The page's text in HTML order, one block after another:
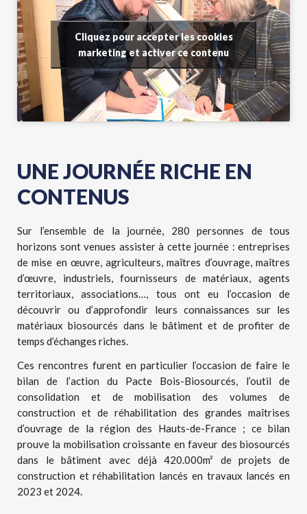
Cliquez pour accepter les cookies
marketing et activer ce contenu
UNE JOURNÉE RICHE EN
CONTENUS
Sur l’ensemble de la journée, 280 personnes de tous
horizons sont venues assister à cette journée : entreprises
de mise en œuvre, agriculteurs, maîtres d’ouvrage, maîtres
d’œuvre, industriels, fournisseurs de matériaux, agents
territoriaux, associations…, tous ont eu l’occasion de
découvrir ou d’approfondir leurs connaissances sur les
matériaux biosourcés dans le bâtiment et de profiter de
temps d’échanges riches.
Ces rencontres furent en particulier l’occasion de faire le
bilan de l’action du Pacte Bois-Biosourcés, l’outil de
consolidation et de mobilisation des volumes de
construction et de réhabilitation des grandes maîtrises
d’ouvrage de la région des Hauts-de-France ; ce bilan
prouve la mobilisation croissante en faveur des biosourcés
dans le bâtiment avec déjà 420.000m² de projets de
construction et réhabilitation lancés en travaux lancés en
2023 et 2024.